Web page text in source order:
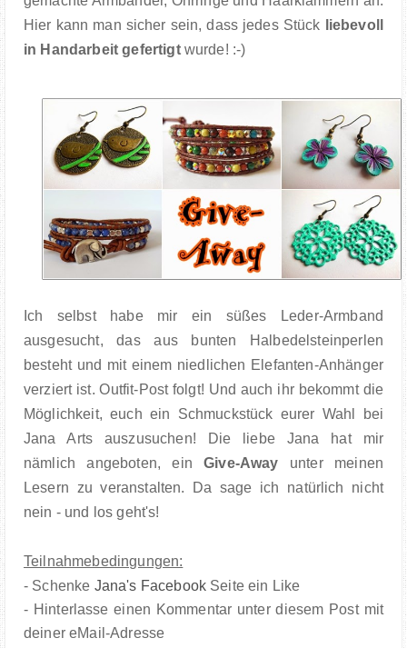
Hier kann man sicher sein, dass jedes Stück
liebevoll
in Handarbeit gefertigtwurde! :-)
Ich selbst habe mir ein süßes Leder-Armband
ausgesucht, das aus bunten Halbedelsteinperlen
besteht und mit einem niedlichen Elefanten-Anhänger
verziert ist. Outfit-Post folgt! Und auch ihr bekommt die
Möglichkeit, euch ein Schmuckstück eurer Wahl bei
Jana Arts auszusuchen! Die liebe Jana hat mir
nämlich angeboten, einGive-Away unter meinen
Lesern zu veranstalten. Da sage ich natürlich nicht
nein - und los geht's!
Teilnahmebedingungen:
- Schenke Jana's Facebook Seite ein Like
- Hinterlasse einen Kommentar unter diesem Post mit
deiner eMail-Adresse